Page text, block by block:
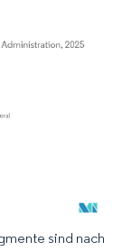
Namensnennung
sind nach